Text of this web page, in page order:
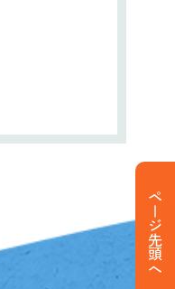
ページ先頭へ